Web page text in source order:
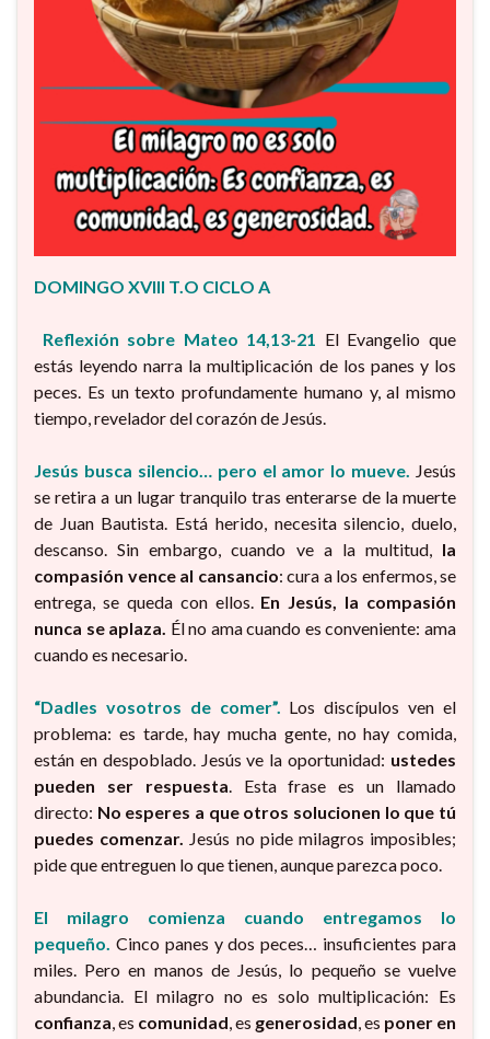
DOMINGO XVIII T.O CICLO A
Reflexión sobre Mateo 14,13-21 El Evangelio que
estás leyendo narra la multiplicación de los panes y los
peces. Es un texto profundamente humano y, al mismo
tiempo, revelador del corazón de Jesús.
Jesús busca silencio… pero el amor lo mueve. Jesús
se retira a un lugar tranquilo tras enterarse de la muerte
de Juan Bautista. Está herido, necesita silencio, duelo,
descanso. Sin embargo, cuando ve a la multitud, la
compasión vence al cansancio: cura a los enfermos, se
entrega, se queda con ellos. En Jesús, la compasión
nunca se aplaza. Él no ama cuando es conveniente: ama
cuando es necesario.
“Dadles vosotros de comer”. Los discípulos ven el
problema: es tarde, hay mucha gente, no hay comida,
están en despoblado. Jesús ve la oportunidad: ustedes
pueden ser respuesta. Esta frase es un llamado
directo: No esperes a que otros solucionen lo que tú
puedes comenzar. Jesús no pide milagros imposibles;
pide que entreguen lo que tienen, aunque parezca poco.
El milagro comienza cuando entregamos lo
pequeño. Cinco panes y dos peces… insuficientes para
miles. Pero en manos de Jesús, lo pequeño se vuelve
abundancia. El milagro no es solo multiplicación: Es
confianza, es comunidad, es generosidad, es poner en